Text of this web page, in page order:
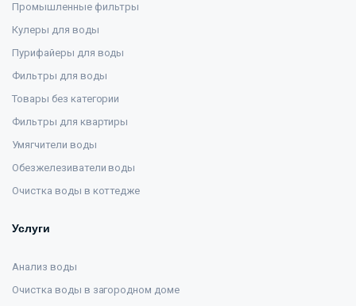
Промышленные фильтры
Кулеры для воды
Пурифайеры для воды
Фильтры для воды
Товары без категории
Фильтры для квартиры
Умягчители воды
Обезжелезиватели воды
Очистка воды в коттедже
Услуги
Анализ воды
Очистка воды в загородном доме